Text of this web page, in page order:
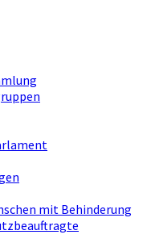
mit Behinderung